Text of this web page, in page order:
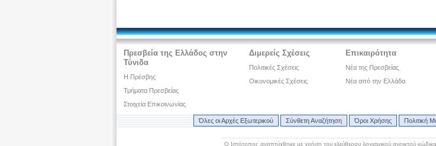
Πρεσβεία της Ελλάδος στην
Τύνιδα
H Πρέσβης
Τμήματα Πρεσβείας
Στοιχεία Επικοινωνίας
Διμερείς Σχέσεις
Πολιτικές Σχέσεις
Οικονομικές Σχέσεις
Επικαιρότητα
Νέα της Πρεσβείας
Νέα από την Ελλάδα
Όλες οι Αρχές Εξωτερικού Σύνθετη Αναζήτηση Όροι Χρήσης Πολιτική
Ο Ιστότοπος αναπτύχθηκε με χρήση του ελεύθερου λογισμικού ανοικτού κώδικα